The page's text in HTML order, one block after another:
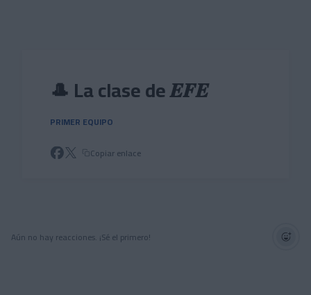
🎩 La clase de 𝑬𝑭𝑬
PRIMER EQUIPO
Copiar enlace
Aún no hay reacciones. ¡Sé el primero!